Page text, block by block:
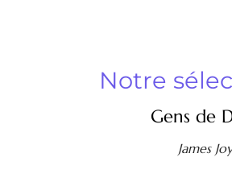
Notre
Gens de
James